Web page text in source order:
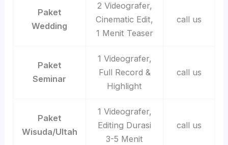
Paket
Wedding
2 Videografer,
Cinematic Edit,
1 Menit Teaser
call us
Paket
Seminar
1 Videografer,
Full Record &
Highlight
call us
Paket
Wisuda/Ultah
1 Videografer,
Editing Durasi
3-5 Menit
call us